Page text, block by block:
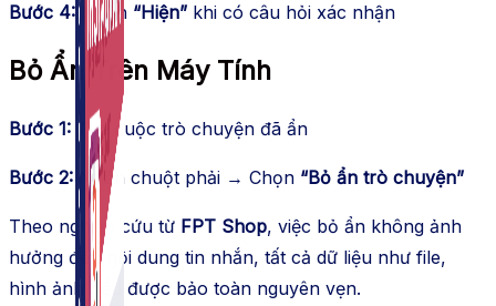
Bước 4:Nhấn “Hiện” khi có câu hỏi xác nhận
Bỏ Ẩn Trên Máy Tính
Bước 1: Tìm cuộc trò chuyện đã ẩn
Bước 2: Nhấn chuột phải → Chọn “Bỏ ẩn trò chuyện”
Theo nghiên cứu từ FPT Shop, việc bỏ ẩn không ảnh
hưởng đến nội dung tin nhắn, tất cả dữ liệu như file,
hình ảnh đều được bảo toàn nguyên vẹn.